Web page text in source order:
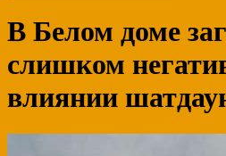
В Белом доме
слишком
влиянии